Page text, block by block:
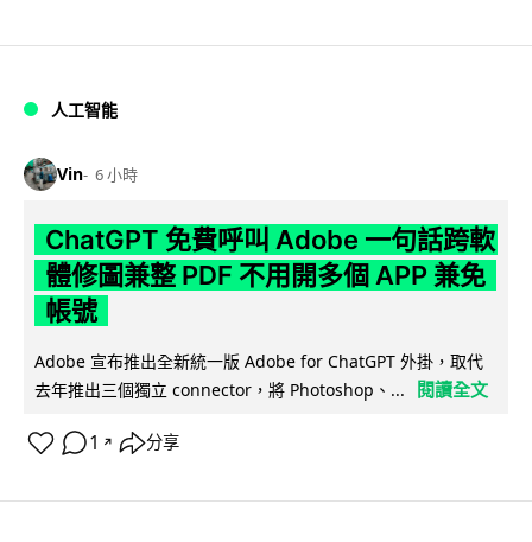
人工智能
Vin 6 小時
ChatGPT 免費呼叫 Adobe 一句話跨軟
體修圖兼整 PDF 不用開多個 APP 兼免
帳號
Adobe 宣布推出全新統一版 Adobe for ChatGPT 外掛，取代
去年推出三個獨立 connector，將 Photoshop、...
閱讀全文
1 ↗ 分享